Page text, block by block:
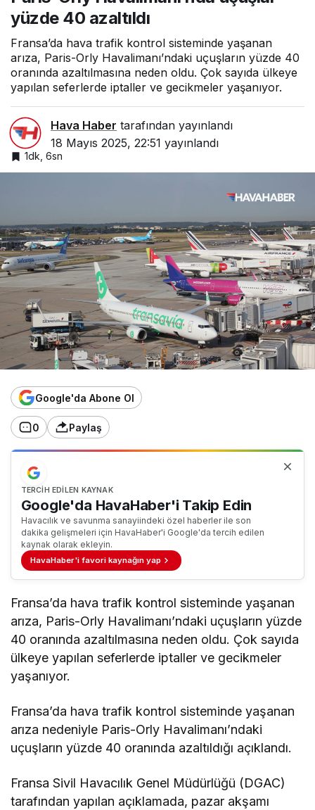
yüzde 40 azaltıldı
Fransa’da hava trafik kontrol sisteminde yaşanan
arıza, Paris-Orly Havalimanı’ndaki uçuşların yüzde 40
oranında azaltılmasına neden oldu. Çok sayıda ülkeye
yapılan seferlerde iptaller ve gecikmeler yaşanıyor.
Hava Haber tarafından yayınlandı
18 Mayıs 2025, 22:51 yayınlandı
1dk, 6sn
Google'da Abone Ol
0 Paylaş
TERCIH EDILEN KAYNAK
Google'da HavaHaber'i Takip Edin
Havacılık ve savunma sanayiindeki özel haberler ile son
dakika gelişmeleri için HavaHaber'i Google'da tercih edilen
kaynak olarak ekleyin.
HavaHaber'i favori kaynağın yap
Fransa’da hava trafik kontrol sisteminde yaşanan
arıza, Paris-Orly Havalimanı’ndaki uçuşların yüzde
40 oranında azaltılmasına neden oldu. Çok sayıda
ülkeye yapılan seferlerde iptaller ve gecikmeler
yaşanıyor.
Fransa’da hava trafik kontrol sisteminde yaşanan
arıza nedeniyle Paris-Orly Havalimanı’ndaki
uçuşların yüzde 40 oranında azaltıldığı açıklandı.
Fransa Sivil Havacılık Genel Müdürlüğü (DGAC)
tarafından yapılan açıklamada, pazar akşamı